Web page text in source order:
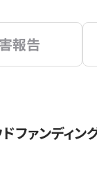
報告
ファンディ